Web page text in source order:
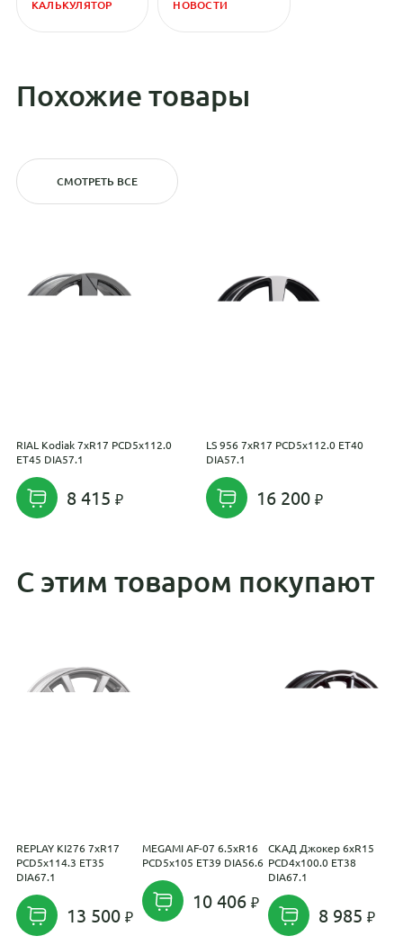
КАЛЬКУЛЯТОР НОВОСТИ
Похожие товары
СМОТРЕТЬ ВСЕ
RIAL Kodiak 7xR17 PCD5x112.0
ET45 DIA57.1
8 415
LS 956 7xR17 PCD5x112.0 ET40
DIA57.1
16 200
С этим товаром покупают
REPLAY KI276 7xR17
PCD5x114.3 ET35
DIA67.1
13 500
MEGAMI AF-07 6.5xR16
PCD5x105 ET39 DIA56.6
10 406
СКАД Джокер 6xR15
PCD4x100.0 ET38
DIA67.1
8 985